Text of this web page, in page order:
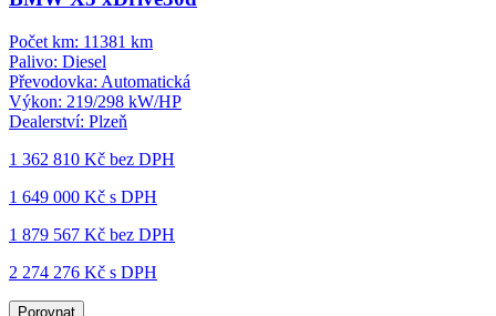
Počet km: 11381 km
Palivo: Diesel
Převodovka: Automatická
Výkon: 219/298 kW/HP
Dealerství: Plzeň
1 362 810 Kč bez DPH
1 649 000 Kč s DPH
1 879 567 Kč bez DPH
2 274 276 Kč s DPH
Porovnat